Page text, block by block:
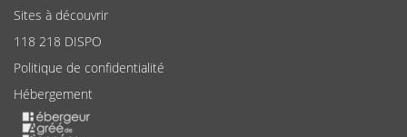
Sites à découvrir
118 218 DISPO
Politique de confidentialité
Hébergement